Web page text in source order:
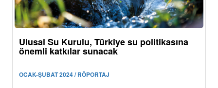
Ulusal Su Kurulu, Türkiye su politikasına
önemli katkılar sunacak
OCAK-ŞUBAT 2024 / RÖPORTAJ